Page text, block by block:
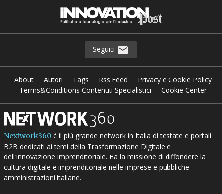
Seguici
About Autori Tags Rss Feed
Privacy e Cookie Policy
Terms&Conditions Contenuti Specialistici
Cookie Center
Nextwork360è il più grande network in Italia di testate e portali
B2B dedicati ai temi della Trasformazione Digitale e
dell’Innovazione Imprenditoriale. Ha la missione di diffondere la
cultura digitale e imprenditoriale nelle imprese e pubbliche
amministrazioni italiane.